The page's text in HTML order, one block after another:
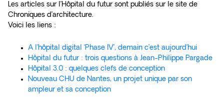
Les articles sur l’Hôpital du futur sont publiés sur le site de
Chroniques d’architecture.
Voici les liens :
A l’hôpital digital ‘Phase IV’, demain c’est aujourd’hui
Hôpital du futur : trois questions à Jean-Philippe Pargade
Hôpital 3.0 : quelques clefs de conception
Nouveau CHU de Nantes, un projet unique par son
ampleur et sa conception